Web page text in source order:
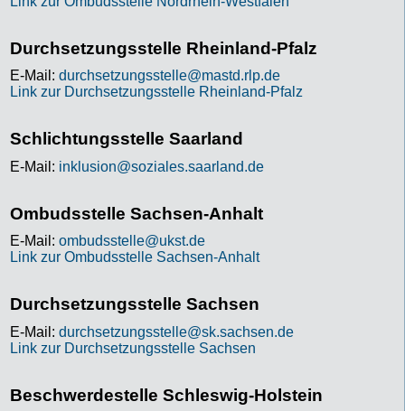
Durchsetzungsstelle Rheinland-Pfalz
E-Mail:durchsetzungsstelle@mastd.rlp.de
Link zur Durchsetzungsstelle Rheinland-Pfalz
Schlichtungsstelle Saarland
E-Mail: inklusion@soziales.saarland.de
Ombudsstelle Sachsen-Anhalt
E-Mail:ombudsstelle@ukst.de
Link zur Ombudsstelle Sachsen-Anhalt
Durchsetzungsstelle Sachsen
E-Mail:durchsetzungsstelle@sk.sachsen.de
Link zur Durchsetzungsstelle Sachsen
Beschwerdestelle Schleswig-Holstein